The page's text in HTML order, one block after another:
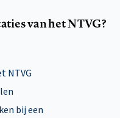
van het NTVG?
NTVG
bij een